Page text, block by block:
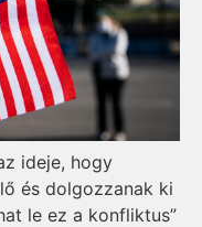
ideje, hogy
és dolgozzanak ki
le ez a konfliktus”